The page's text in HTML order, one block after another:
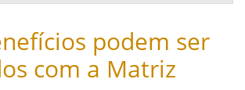
podem ser
com a Matriz